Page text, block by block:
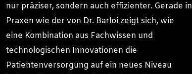
nur präziser, sondern auch effizienter. Gerade in
Praxen wie der von Dr. Barloi zeigt sich, wie
eine Kombination aus Fachwissen und
technologischen Innovationen die
Patientenversorgung auf ein neues Niveau